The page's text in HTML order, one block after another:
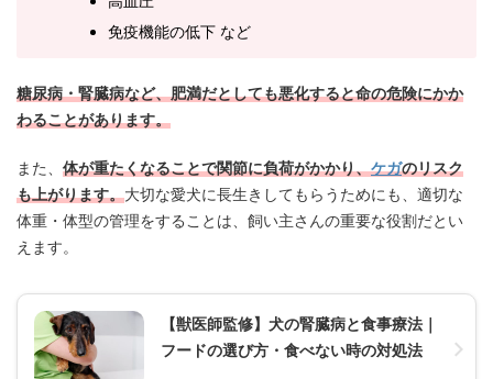
免疫機能の低下 など
糖尿病・腎臓病など、肥満だとしても悪化すると命の危険にかか
わることがあります。
また、 体が重たくなることで関節に負荷がかかり、ケガのリスク
も上がります。大切な愛犬に長生きしてもらうためにも、適切な
体重・体型の管理をすることは、飼い主さんの重要な役割だとい
えます。
【獣医師監修】犬の腎臓病と食事療法｜
フードの選び方・食べない時の対処法